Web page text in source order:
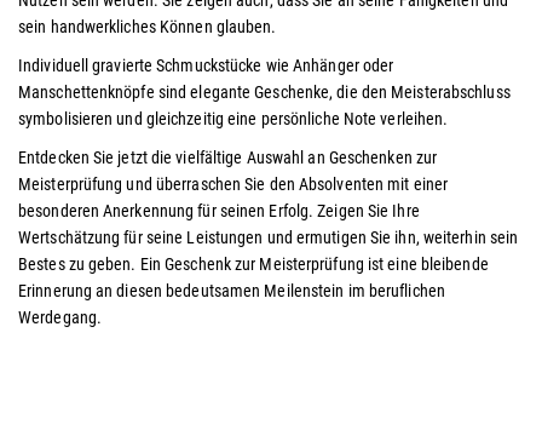
sein handwerkliches Können glauben.
Individuell gravierte Schmuckstücke wie Anhänger oder
Manschettenknöpfe sind elegante Geschenke, die den Meisterabschluss
symbolisieren und gleichzeitig eine persönliche Note verleihen.
Entdecken Sie jetzt die vielfältige Auswahl an Geschenken zur
Meisterprüfung und überraschen Sie den Absolventen mit einer
besonderen Anerkennung für seinen Erfolg. Zeigen Sie Ihre
Wertschätzung für seine Leistungen und ermutigen Sie ihn, weiterhin sein
Bestes zu geben. Ein Geschenk zur Meisterprüfung ist eine bleibende
Erinnerung an diesen bedeutsamen Meilenstein im beruflichen
Werdegang.